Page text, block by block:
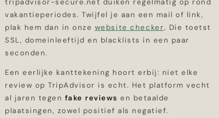
tripadvisor-secure.net duiken regelmatig op rond
vakantieperiodes. Twijfel je aan een mail of link,
plak hem dan in onze website checker. Die toetst
SSL, domeinleeftijd en blacklists in een paar
seconden.
Een eerlijke kanttekening hoort erbij: niet elke
review op TripAdvisor is echt. Het platform vecht
al jaren tegen fake reviews en betaalde
plaatsingen, zowel positief als negatief.